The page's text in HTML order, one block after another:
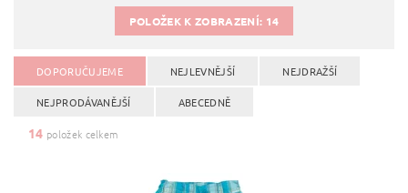
POLOŽEK K ZOBRAZENÍ: 14
DOPORUČUJEME NEJLEVNĚJŠÍ NEJDRAŽŠÍ
NEJPRODÁVANĚJŠÍ ABECEDNĚ
14 položek celkem